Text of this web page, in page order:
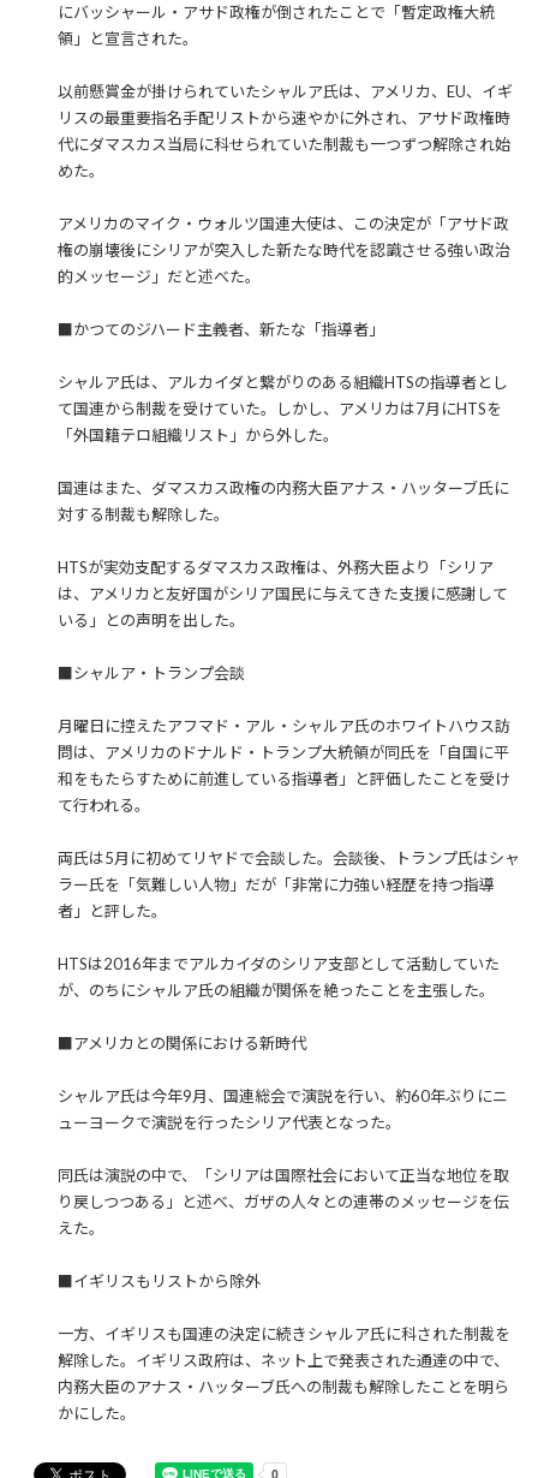
にバッシャール・アサド政権が倒されたことで「暫定政権大統
領」と宣言された。
以前懸賞金が掛けられていたシャルア氏は、アメリカ、EU、イギ
リスの最重要指名手配リストから速やかに外され、アサド政権時
代にダマスカス当局に科せられていた制裁も一つずつ解除され始
めた。
アメリカのマイク・ウォルツ国連大使は、この決定が「アサド政
権の崩壊後にシリアが突入した新たな時代を認識させる強い政治
的メッセージ」だと述べた。
■かつてのジハード主義者、新たな「指導者」
シャルア氏は、アルカイダと繋がりのある組織HTSの指導者とし
て国連から制裁を受けていた。しかし、アメリカは7月にHTSを
「外国籍テロ組織リスト」から外した。
国連はまた、ダマスカス政権の内務大臣アナス・ハッターブ氏に
対する制裁も解除した。
HTSが実効支配するダマスカス政権は、外務大臣より「シリア
は、アメリカと友好国がシリア国民に与えてきた支援に感謝して
いる」との声明を出した。
■シャルア・トランプ会談
月曜日に控えたアフマド・アル・シャルア氏のホワイトハウス訪
問は、アメリカのドナルド・トランプ大統領が同氏を「自国に平
和をもたらすために前進している指導者」と評価したことを受け
て行われる。
両氏は5月に初めてリヤドで会談した。会談後、トランプ氏はシャ
ラー氏を「気難しい人物」だが「非常に力強い経歴を持つ指導
者」と評した。
HTSは2016年までアルカイダのシリア支部として活動していた
が、のちにシャルア氏の組織が関係を絶ったことを主張した。
■アメリカとの関係における新時代
シャルア氏は今年9月、国連総会で演説を行い、約60年ぶりにニ
ューヨークで演説を行ったシリア代表となった。
同氏は演説の中で、「シリアは国際社会において正当な地位を取
り戻しつつある」と述べ、ガザの人々との連帯のメッセージを伝
えた。
■イギリスもリストから除外
一方、イギリスも国連の決定に続きシャルア氏に科された制裁を
解除した。イギリス政府は、ネット上で発表された通達の中で、
内務大臣のアナス・ハッターブ氏への制裁も解除したことを明ら
かにした。